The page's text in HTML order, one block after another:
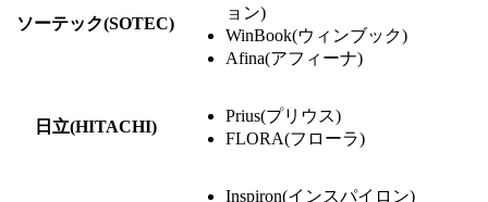
ソーテック(SOTEC)
ョン)
WinBook(ウィンブック)
Afina(アフィーナ)
日立(HITACHI)
Prius(プリウス)
FLORA(フローラ)
Inspiron(インスパイロン)